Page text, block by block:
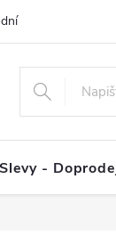
podmínky
-